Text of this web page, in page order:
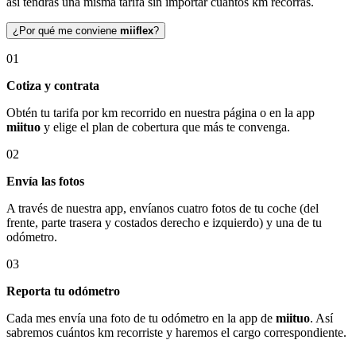
¿Por qué me conviene miiflex?
01
Cotiza y contrata
Obtén tu tarifa por km recorrido en nuestra página o en la app
miituo y elige el plan de cobertura que más te convenga.
02
Envía las fotos
A través de nuestra app, envíanos cuatro fotos de tu coche (del
frente, parte trasera y costados derecho e izquierdo) y una de tu
odómetro.
03
Reporta tu odómetro
Cada mes envía una foto de tu odómetro en la app de miituo. Así
sabremos cuántos km recorriste y haremos el cargo correspondiente.